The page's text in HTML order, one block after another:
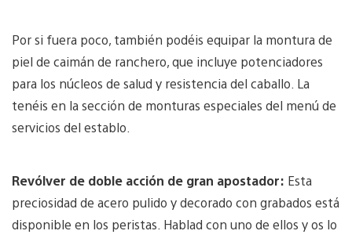
Por si fuera poco, también podéis equipar la montura de
piel de caimán de ranchero, que incluye potenciadores
para los núcleos de salud y resistencia del caballo. La
tenéis en la sección de monturas especiales del menú de
servicios del establo.
Revólver de doble acción de gran apostador: Esta
preciosidad de acero pulido y decorado con grabados está
disponible en los peristas. Hablad con uno de ellos y os lo